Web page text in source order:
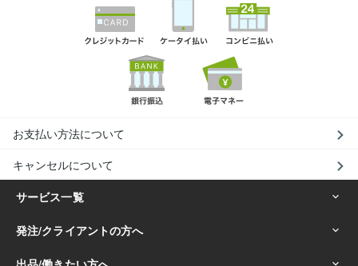
お支払い方法について
キャンセルについて